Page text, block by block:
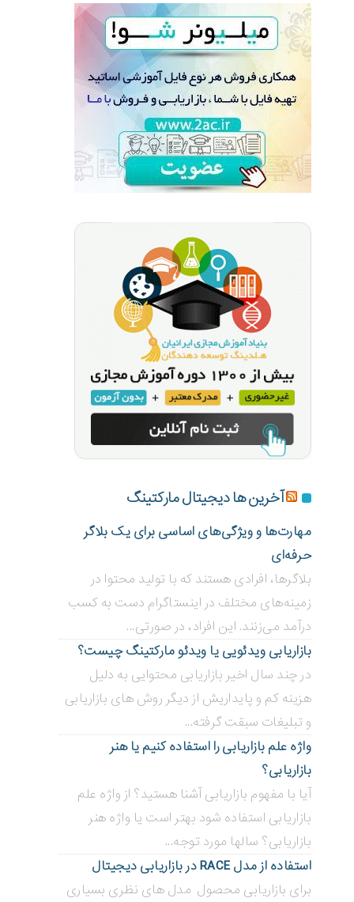
آخرین ها دیجیتال مارکتینگ
مهارت‌ها و ویژگی‌های اساسی برای یک بلاگر
حرفه‌ای
بلاگر‌ها، افرادی هستند که با تولید محتوا در
زمینه‌های مختلف در اینستاگرام دست به کسب
درآمد می‌زنند. این افراد، در صورتی...
بازاریابی ویدئویی ‌یا ویدئو مارکتینگ چیست؟
در چند سال اخیر بازاریابی محتوایی به دلیل
هزینه کم و پایداریش از دیگر روش های بازاریابی
و تبلیغات سبقت گرفته...
واژه علم بازاریابی را استفاده کنیم یا هنر
بازاریابی؟
آیا با مفهوم بازاریابی آشنا هستید؟ از واژه علم
بازاریابی استفاده شود بهتر است یا واژه هنر
بازاریابی؟ سالها مورد توجه...
استفاده از مدل RACE در بازاریابی دیجیتال
برای بازاریابی محصول مدل های نظری بسیاری